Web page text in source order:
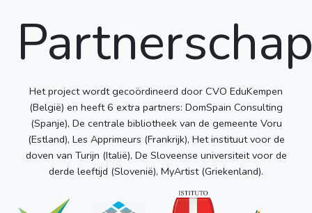
Het project wordt gecoördineerd door CVO EduKempen
(België) en heeft 6 extra partners: DomSpain Consulting
(Spanje), De centrale bibliotheek van de gemeente Voru
(Estland), Les Apprimeurs (Frankrijk), Het instituut voor de
doven van Turijn (Italië), De Sloveense universiteit voor de
derde leeftijd (Slovenië), MyArtist (Griekenland).